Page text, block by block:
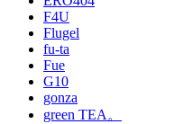
F4U
Flugel
fu-ta
Fue
G10
gonza
green TEA。